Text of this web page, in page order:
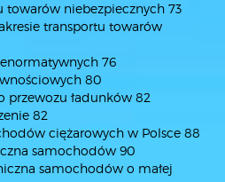
towarów niebezpiecznych 73
transportu towarów
76
80
przewozu ładunków 82
82
ciężarowych w Polsce 88
samochodów 90
samochodów o małej